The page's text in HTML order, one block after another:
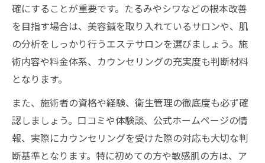
確にすることが重要です。たるみやシワなどの根本改善
を目指す場合は、美容鍼を取り入れているサロンや、肌
の分析をしっかり行うエステサロンを選びましょう。施
術内容や料金体系、カウンセリングの充実度も判断材料
となります。
また、施術者の資格や経験、衛生管理の徹底度も必ず確
認しましょう。口コミや体験談、公式ホームページの情
報、実際にカウンセリングを受けた際の対応も大切な判
断基準となります。特に初めての方や敏感肌の方は、ア